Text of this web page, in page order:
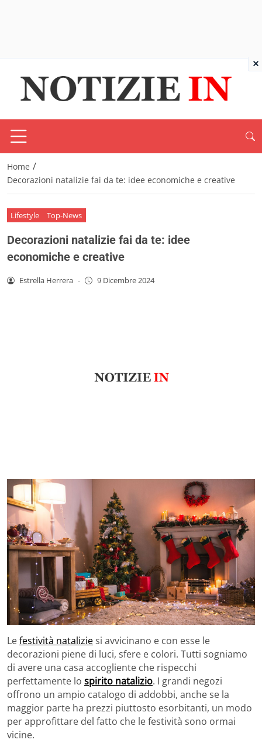
Home /
Decorazioni natalizie fai da te: idee economiche e creative
Lifestyle Top-News
Decorazioni natalizie fai da te: idee
economiche e creative
Estrella Herrera - 9 Dicembre 2024
Lefestività nataliziesi avvicinano e con esse le
decorazioni piene di luci, sfere e colori. Tutti sogniamo
di avere una casa accogliente che rispecchi
perfettamente lo spirito natalizio. I grandi negozi
offrono un ampio catalogo di addobbi, anche se la
maggior parte ha prezzi piuttosto esorbitanti, un modo
per approfittare del fatto che le festività sono ormai
vicine.
×